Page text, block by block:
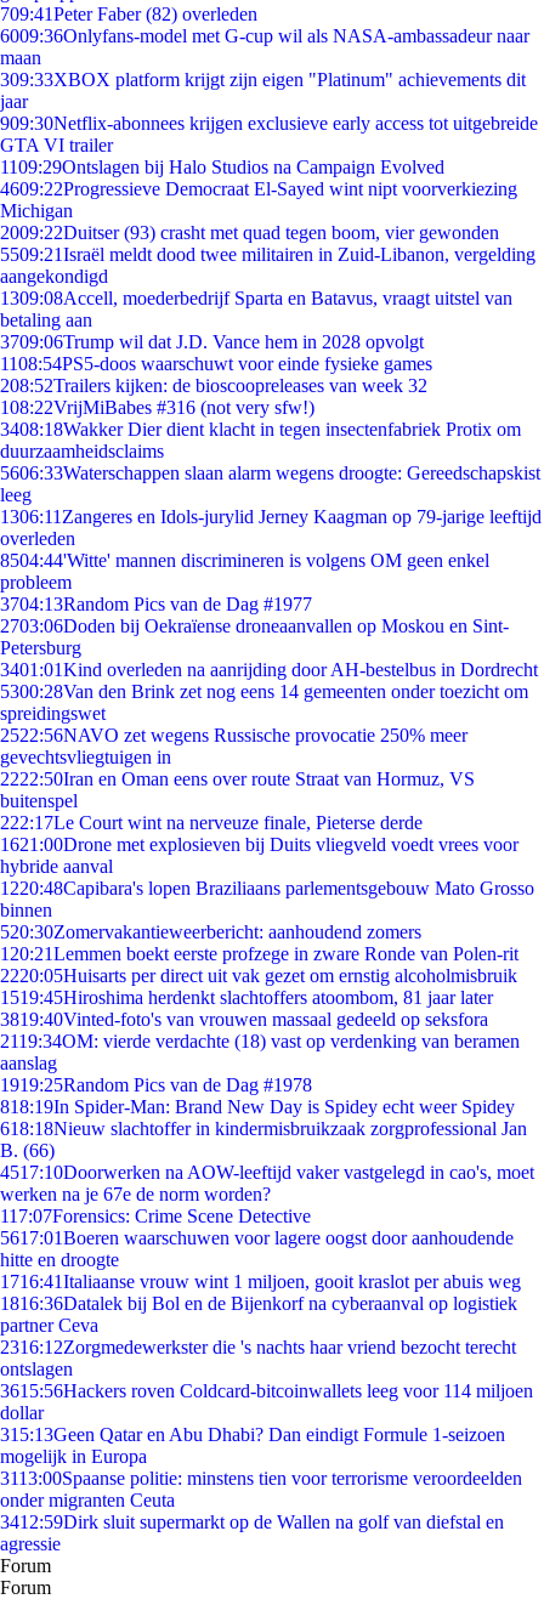
709:41Peter Faber (82) overleden
6009:36Onlyfans-model met G-cup wil als NASA-ambassadeur naar
maan
309:33XBOX platform krijgt zijn eigen "Platinum" achievements dit
jaar
909:30Netflix-abonnees krijgen exclusieve early access tot uitgebreide
GTA VI trailer
1109:29Ontslagen bij Halo Studios na Campaign Evolved
4609:22Progressieve Democraat El-Sayed wint nipt voorverkiezing
Michigan
2009:22Duitser (93) crasht met quad tegen boom, vier gewonden
5509:21Israël meldt dood twee militairen in Zuid-Libanon, vergelding
aangekondigd
1309:08Accell, moederbedrijf Sparta en Batavus, vraagt uitstel van
betaling aan
3709:06Trump wil dat J.D. Vance hem in 2028 opvolgt
1108:54PS5-doos waarschuwt voor einde fysieke games
208:52Trailers kijken: de bioscoopreleases van week 32
108:22VrijMiBabes #316 (not very sfw!)
3408:18Wakker Dier dient klacht in tegen insectenfabriek Protix om
duurzaamheidsclaims
5606:33Waterschappen slaan alarm wegens droogte: Gereedschapskist
leeg
1306:11 Zangeres en Idols-jurylid Jerney Kaagman op 79-jarige leeftijd
overleden
8504:44'Witte' mannen discrimineren is volgens OM geen enkel
probleem
3704:13Random Pics van de Dag #1977
2703:06Doden bij Oekraïense droneaanvallen op Moskou en Sint-
Petersburg
3401:01Kind overleden na aanrijding door AH-bestelbus in Dordrecht
5300:28Van den Brink zet nog eens 14 gemeenten onder toezicht om
spreidingswet
2522:56NAVO zet wegens Russische provocatie 250% meer
gevechtsvliegtuigen in
2222:50Iran en Oman eens over route Straat van Hormuz, VS
buitenspel
222:17Le Court wint na nerveuze finale, Pieterse derde
1621:00Drone met explosieven bij Duits vliegveld voedt vrees voor
hybride aanval
1220:48Capibara's lopen Braziliaans parlementsgebouw Mato Grosso
binnen
520:30Zomervakantieweerbericht: aanhoudend zomers
1 20:21Lemmen boekt eerste profzege in zware Ronde van Polen-rit
2220:05Huisarts per direct uit vak gezet om ernstig alcoholmisbruik
1519:45Hiroshima herdenkt slachtoffers atoombom, 81 jaar later
3819:40Vinted-foto's van vrouwen massaal gedeeld op seksfora
2119:34OM: vierde verdachte (18) vast op verdenking van beramen
aanslag
1919:25Random Pics van de Dag #1978
818:19In Spider-Man: Brand New Day is Spidey echt weer Spidey
618:18Nieuw slachtoffer in kindermisbruikzaak zorgprofessional Jan
B. (66)
4517:10Doorwerken na AOW-leeftijd vaker vastgelegd in cao's, moet
werken na je 67e de norm worden?
117:07Forensics: Crime Scene Detective
5617:01Boeren waarschuwen voor lagere oogst door aanhoudende
hitte en droogte
1716:41Italiaanse vrouw wint 1 miljoen, gooit kraslot per abuis weg
1816:36Datalek bij Bol en de Bijenkorf na cyberaanval op logistiek
partner Ceva
2316:12Zorgmedewerkster die 's nachts haar vriend bezocht terecht
ontslagen
3615:56Hackers roven Coldcard-bitcoinwallets leeg voor 114 miljoen
dollar
315:13Geen Qatar en Abu Dhabi? Dan eindigt Formule 1-seizoen
mogelijk in Europa
3113:00Spaanse politie: minstens tien voor terrorisme veroordeelden
onder migranten Ceuta
3412:59Dirk sluit supermarkt op de Wallen na golf van diefstal en
agressie
Forum
Forum